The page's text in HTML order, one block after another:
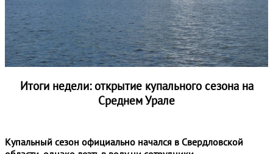
Итоги недели: открытие купального сезона на
Среднем Урале
Купальный сезон официально начался в Свердловской